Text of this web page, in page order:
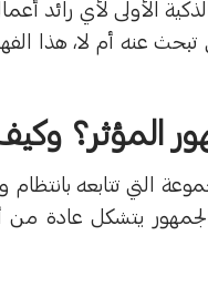
الأولى لأي رائد
تبحث عنه أم لا، هذا
المؤثر؟ وكيف
التي تتابعه
يتشكل عادة من